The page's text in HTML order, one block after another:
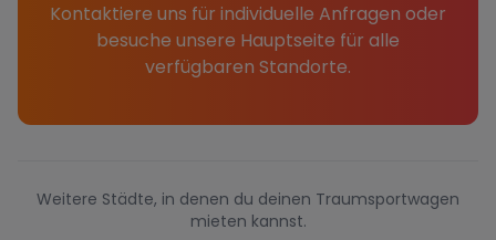
Kontaktiere uns für individuelle Anfragen oder
besuche unsere Hauptseite für alle
verfügbaren Standorte.
Weitere Städte, in denen du deinen Traumsportwagen
mieten kannst.